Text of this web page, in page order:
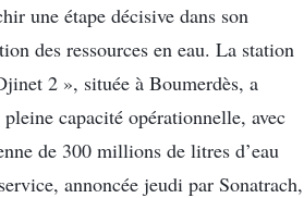
une étape décisive dans son
des ressources en eau. La station
2 », située à Boumerdès, a
capacité opérationnelle, avec
de 300 millions de litres d’eau
annoncée jeudi par Sonatrach,